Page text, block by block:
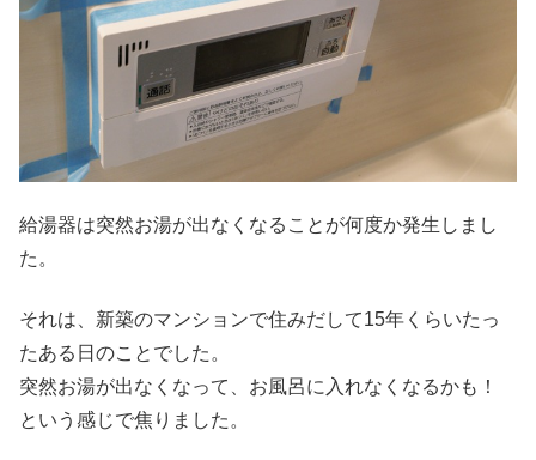
給湯器は突然お湯が出なくなることが何度か発生しまし
た。
それは、新築のマンションで住みだして15年くらいたっ
たある日のことでした。
突然お湯が出なくなって、お風呂に入れなくなるかも！
という感じで焦りました。